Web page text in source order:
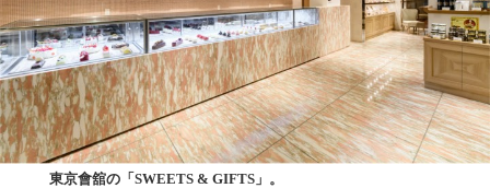
東京會舘の「SWEETS & GIFTS」。